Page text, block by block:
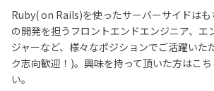
Ruby( on Rails)を使ったサーバーサイドは
の開発を担うフロントエンドエンジニア、エ
ジャーなど、様々なポジションでご活躍いた
ク志向歓迎！)。興味を持って頂いた方はこ
い。